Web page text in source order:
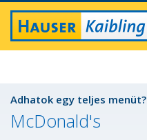
Adhatok egy teljes menüt?
McDonald's